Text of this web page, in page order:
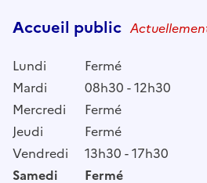
Accueil public
Lundi
Fermé
Mardi
08h30 - 12h30
Mercredi
Fermé
Jeudi
Fermé
Vendredi
13h30 - 17h30
Samedi
Fermé